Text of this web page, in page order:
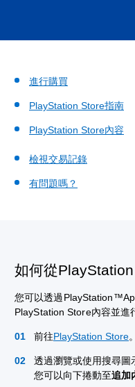
進行購買
PlayStation Store指南
PlayStation Store內容
檢視交易記錄
有問題嗎？
如何從
您可以透過
PlayStation Store內容並進
前往PlayStation Store。
透過瀏覽或使用搜尋圖
您可以向下捲動至追加